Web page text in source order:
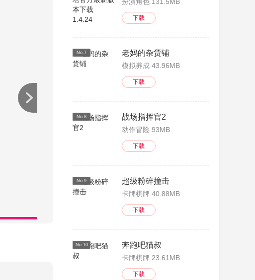
下载
No.7 老妈的杂货铺
模拟养成 43.96MB
下载
No.8 战场指挥官2
动作冒险 93MB
下载
No.9 超级粉碎撞击
卡牌棋牌 40.88MB
下载
No.10 奔跑吧猫叔
卡牌棋牌 23.61MB
下载